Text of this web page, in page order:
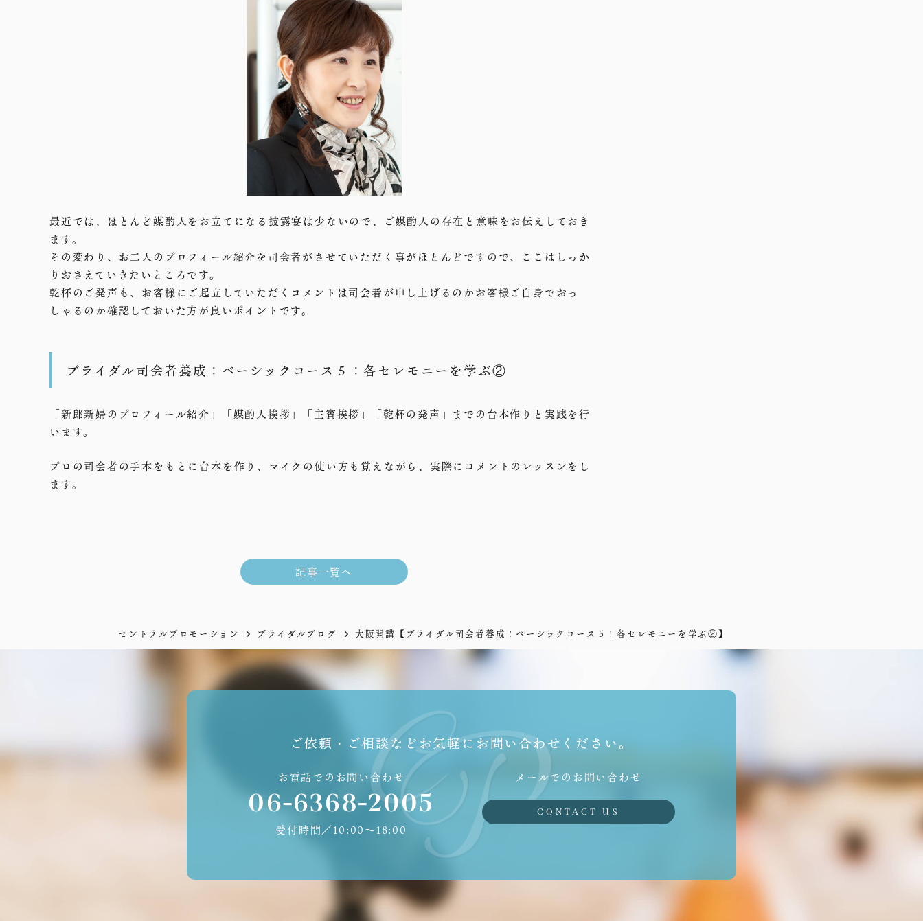
最近では、ほとんど媒酌人をお立てになる披露宴は少ないので、ご媒酌人の存在と意味をお伝えしておき
ます。
その変わり、お二人のプロフィール紹介を司会者がさせていただく事がほとんどですので、ここはしっか
りおさえていきたいところです。
乾杯のご発声も、お客様にご起立していただくコメントは司会者が申し上げるのかお客様ご自身でおっ
しゃるのか確認しておいた方が良いポイントです。
ブライダル司会者養成：ベーシックコース５：各セレモニーを学ぶ②
「新郎新婦のプロフィール紹介」「媒酌人挨拶」「主賓挨拶」「乾杯の発声」までの台本作りと実践を行
います。
プロの司会者の手本をもとに台本を作り、マイクの使い方も覚えながら、実際にコメントのレッスンをし
ます。
記事一覧へ
セントラルプロモーション ブライダルブログ 大阪開講【ブライダル司会者養成：ベーシックコース５：各セレモニーを学ぶ②】
ご依頼・ご相談などお気軽にお問い合わせください。
お電話でのお問い合わせ
06-6368-2005
受付時間／10:00〜18:00
メールでのお問い合わせ
CONTACT US